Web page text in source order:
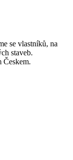
se vlastníků, na
staveb.
Českem.